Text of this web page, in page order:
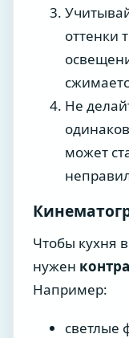
оттенки
Не
может
Чтобы кухня
нужен
Например:
светлые